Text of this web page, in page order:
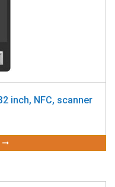
inch, NFC, scanner